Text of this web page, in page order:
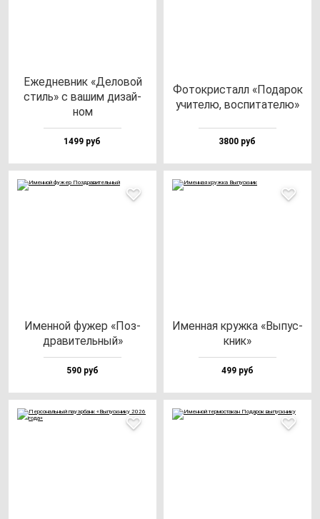
Ежед­нев­ник «Дело­вой
стиль» с ва­шим ди­зай­
ном
1499 руб
Фоток­рис­талл «Пода­рок
учи­те­лю, вос­пи­та­те­лю»
3800 руб
Имен­ной фу­жер «Поз­
дра­ви­тель­ный»
590 руб
Имен­ная круж­ка «Выпус­
кник»
499 руб